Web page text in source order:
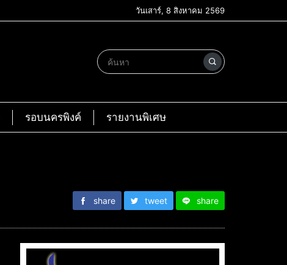
วันเสาร์, 8 สิงหาคม 2569
รอบนครพิงค์ รายงานพิเศษ
share tweet share